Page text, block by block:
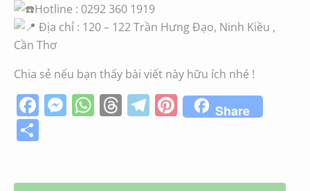
Hotline : 0292 360 1919
Địa chỉ : 120 – 122 Trần Hưng Đạo, Ninh Kiều ,
Cần Thơ
Chia sẻ nếu bạn thấy bài viết này hữu ích nhé !
Facebook
Messenger
WhatsApp
Threads
Telegram
Pinterest
Share